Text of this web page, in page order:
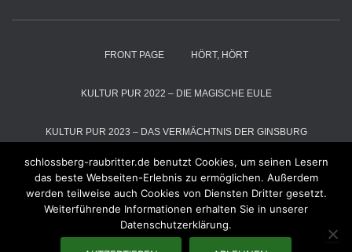
FRONT PAGE HÖRT, HÖRT
KULTUR PUR 2022 – DIE MAGISCHE EULE
KULTUR PUR 2023 – DAS VERMÄCHTNIS DER GINSBURG
KULTUR PUR 2024 – DIE SCHNEEKÖNIGIN
KULTUR PUR 2025 – DER MAGIER VOM ALTENBERG RÄUBER
schlossberg-raubritter.de benutzt Cookies, um seinen Lesern
das beste Webseiten-Erlebnis zu ermöglichen. Außerdem
werden teilweise auch Cookies von Diensten Dritter gesetzt.
Weiterführende Informationen erhalten Sie in unserer
Datenschutzerklärung.